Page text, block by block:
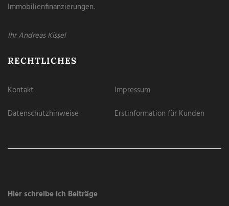
Immobilienfinanzierungen.
Ihr Andreas Kissel
RECHTLICHES
Kontakt
Impressum
Datenschutzhinweise
Erstinformation für Kunden
Hier schreibe ich Beiträge